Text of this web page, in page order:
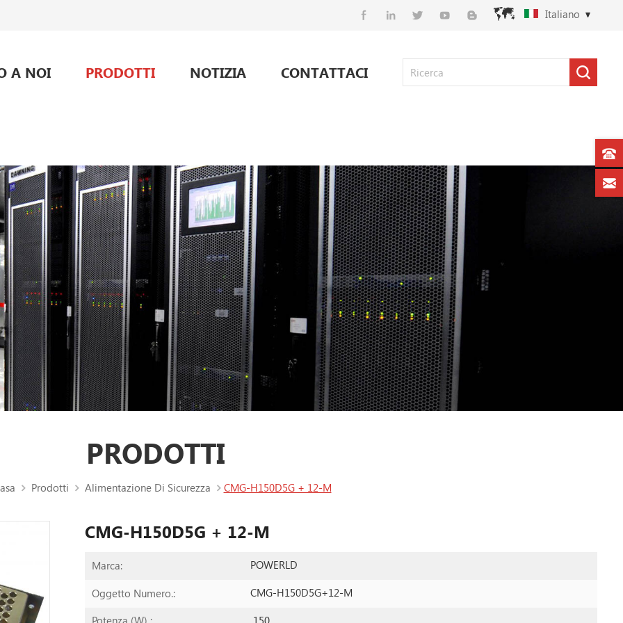
Italiano
A NOI PRODOTTI NOTIZIA CONTATTACI
PRODOTTI
Prodotti Alimentazione Di Sicurezza CMG-H150D5G + 12-M
CMG-H150D5G + 12-M
Marca: POWERLD
Oggetto Numero.: CMG-H150D5G+12-M
150